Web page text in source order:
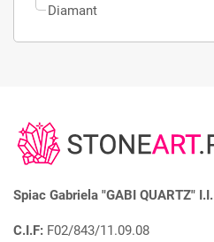
Diamant
Spiac Gabriela "GABI QUARTZ" I.I.
C.I.F: F02/843/11.09.08